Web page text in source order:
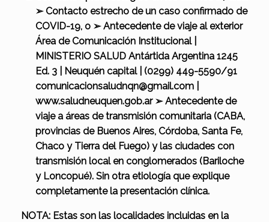
➢ Contacto estrecho de un caso confirmado de
COVID-19, o ➢ Antecedente de viaje al exterior
Área de Comunicación Institucional |
MINISTERIO SALUD Antártida Argentina 1245
Ed. 3 | Neuquén capital | (0299) 449-5590/91
comunicacionsaludnqn@gmail.com |
www.saludneuquen.gob.ar ➢ Antecedente de
viaje a áreas de transmisión comunitaria (CABA,
provincias de Buenos Aires, Córdoba, Santa Fe,
Chaco y Tierra del Fuego) y las ciudades con
transmisión local en conglomerados (Bariloche
y Loncopué). Sin otra etiología que explique
completamente la presentación clínica.
NOTA: Estas son las localidades incluidas en la